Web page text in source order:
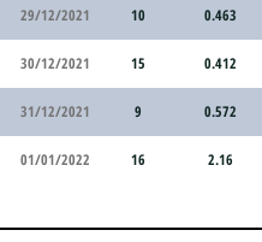
29/12/2021 10 0.463
30/12/2021 15 0.412
31/12/2021 9 0.572
01/01/2022 16 2.16